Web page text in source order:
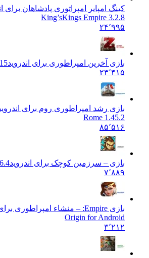
کینگ امپایر امپراتوری پادشاهان برای
King’sKings Empire 3.2.8
۲۴٬۹۹۵
بازی آخرین امپراطوری برای اندروید
۲۳٬۴۱۵
بازی رشد امپراطوری روم برای
Rome 1.45.2
۸۵٬۵۱۶
بازی – سرزمین کوچک برای اندروید
۷٬۸۸۹
بازی Empire: – منشاء امپراطوری برای اندروید
Origin for Android
۳٬۲۱۲